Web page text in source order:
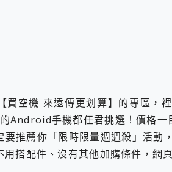
買空機 來遠傳更划算】的專區，
Android手機都任君挑選！價格一
推薦你「限時限量週週殺」活動
搭配件、沒有其他加購條件，網